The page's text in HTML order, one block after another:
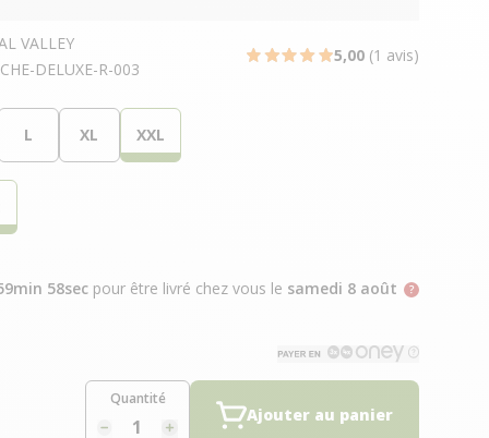
VALLEY
DELUXE-R-003
5,00 (1 avis)
L XL XXL
57secpour être livré chez vous le samedi 8 août
Quantité
Ajouter au panier